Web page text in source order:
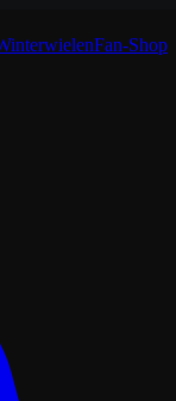
Fan-Shop